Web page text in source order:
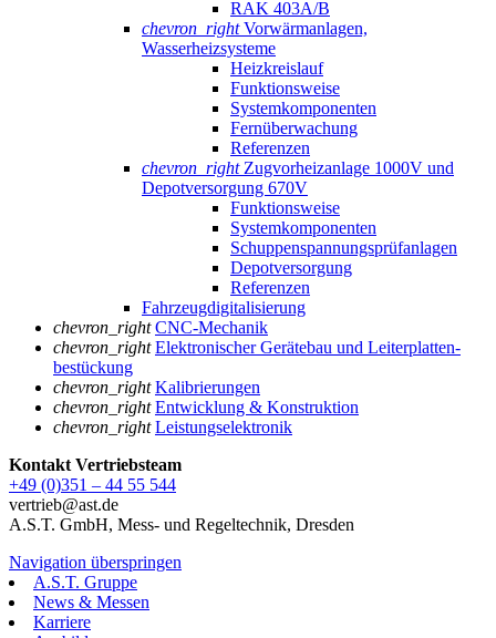
RAK 403A/B
chevron_right Vorwärmanlagen,
Wasserheizsysteme
Heizkreislauf
Funktionsweise
Systemkomponenten
Fernüberwachung
Referenzen
chevron_right Zugvorheizanlage 1000V und
Depotversorgung 670V
Funktionsweise
Systemkomponenten
Schuppenspannungs­prüfanlagen
Depotversorgung
Referenzen
Fahrzeugdigitalisierung
chevron_right CNC-Mechanik
chevron_right Elektronischer Gerätebau und Leiterplatten­
bestückung
chevron_right Kalibrierungen
chevron_right Entwicklung & Konstruktion
chevron_right Leistungselektronik
Kontakt Vertriebsteam
+49 (0)351 – 44 55 544
vertrieb@ast.de
A.S.T. GmbH, Mess- und Regeltechnik, Dresden
Navigation überspringen
A.S.T. Gruppe
News & Messen
Karriere